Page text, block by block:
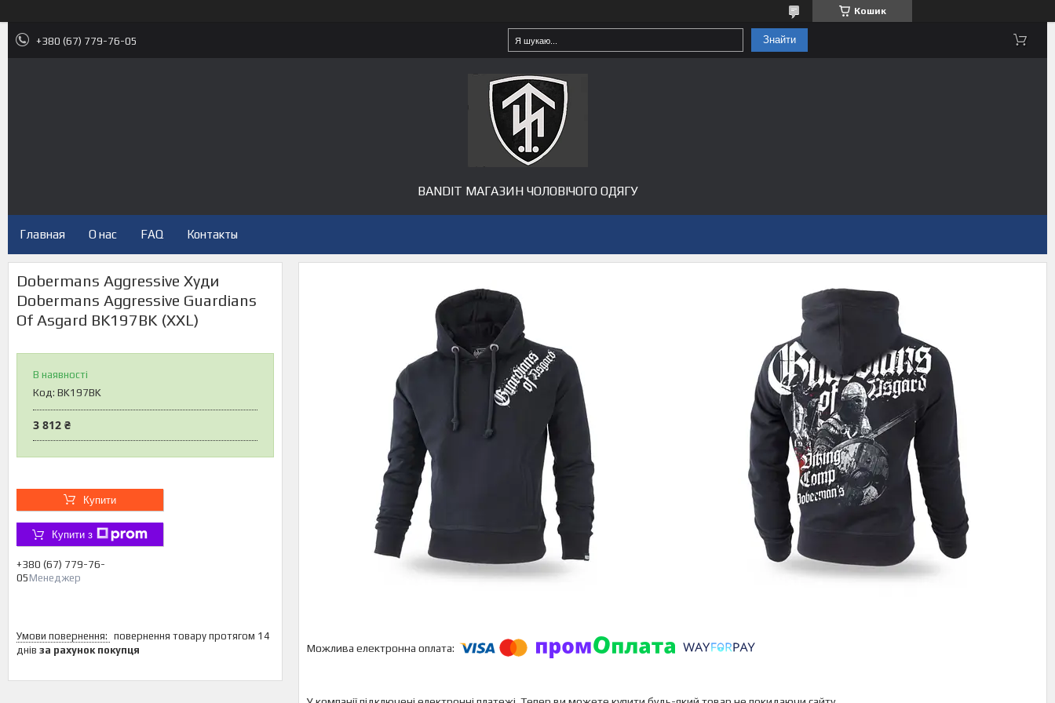
Кошик
+380 (67) 779-76-05 Знайти
BANDIT МАГАЗИН ЧОЛОВІЧОГО ОДЯГУ
Главная О нас FAQ Контакты
Dobermans Aggressive Худи
Dobermans Aggressive Guardians
Of Asgard BK197BK (XXL)
В наявності
Код: BK197BK
3 812 ₴
Купити
Купити з
+380 (67) 779-76-
05 Менеджер
повернення товару протягом 14
днів за рахунок покупця